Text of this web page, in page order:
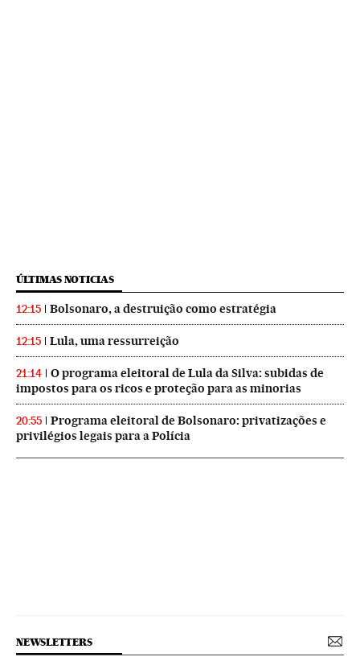
ÚLTIMAS NOTICIAS
12:15 Bolsonaro, a destruição como estratégia
12:15 Lula, uma ressurreição
21:14
O programa eleitoral de Lula da Silva: subidas de
impostos para os ricos e proteção para as minorias
20:55
Programa eleitoral de Bolsonaro: privatizações e
privilégios legais para a Polícia
NEWSLETTERS